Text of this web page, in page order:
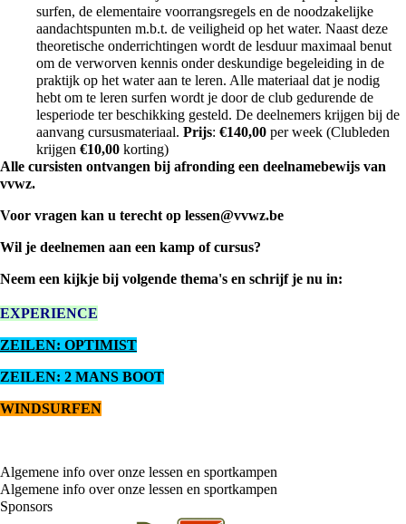
surfen, de elementaire voorrangsregels en de noodzakelijke
aandachtspunten m.b.t. de veiligheid op het water. Naast deze
theoretische onderrichtingen wordt de lesduur maximaal benut
om de verworven kennis onder deskundige begeleiding in de
praktijk op het water aan te leren. Alle materiaal dat je nodig
hebt om te leren surfen wordt je door de club gedurende de
lesperiode ter beschikking gesteld. De deelnemers krijgen bij de
aanvang cursusmateriaal. Prijs: €140,00 per week (Clubleden
krijgen €10,00 korting)
Alle cursisten ontvangen bij afronding een deelnamebewijs van
vvwz.
Voor vragen kan u terecht op lessen@vvwz.be
Wil je deelnemen aan een kamp of cursus?
Neem een kijkje bij volgende thema's en schrijf je nu in:
EXPERIENCE
ZEILEN: OPTIMIST
ZEILEN: 2 MANS BOOT
WINDSURFEN
Algemene info over onze lessen en sportkampen
Algemene info over onze lessen en sportkampen
Sponsors